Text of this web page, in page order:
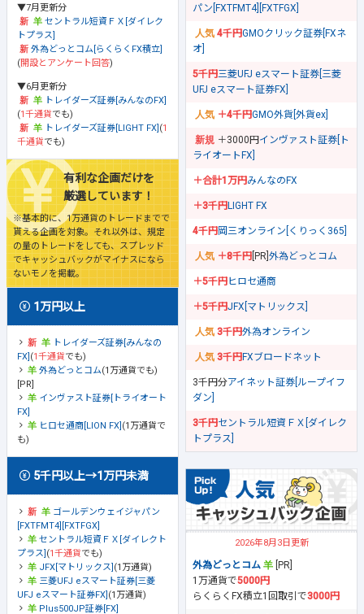
▼7月更新分
セントラル短資ＦＸ[ダイレク
トプラス]
外為どっとコム[らくらくFX積立]
(開設とアンケート回答)
▼6月更新分
トレイダーズ証券[みんなのFX]
(1千通貨でも)
トレイダーズ証券[LIGHT FX] (1
千通貨でも)
有利な企画だけを
厳選しています！
※基本的に、1万通貨のトレードまでで
貰える企画を対象。それ以外は、規定
の量のトレードをしても、スプレッド
でキャッシュバックがマイナスになら
ないモノを掲載。
1万円以上
トレイダーズ証券[みんなの
FX] (1千通貨でも)
外為どっとコム(1万通貨でも)
[PR]
インヴァスト証券[トライオート
FX]
ヒロセ通商[LION FX] (1万通貨で
も)
5千円以上→1万円未満
ゴールデンウェイジャパン
[FXTFMT4][FXTFGX]
セントラル短資ＦＸ[ダイレクト
プラス] (1千通貨でも)
JFX[マトリックス] (1万通貨)
三菱UFJ eスマート証券[三菱
UFJ eスマート証券FX] (1万通貨)
Plus500JP証券[FX]
パン[FXTFMT4][FXTFGX]
4千円GMOクリック証券[FXネ
オ]
5千円三菱UFJ eスマート証券[三菱
UFJ eスマート証券FX]
＋4千円GMO外貨[外貨ex]
＋3000円 インヴァスト証券[ト
ライオートFX]
＋合計1万円みんなのFX
＋3千円LIGHT FX
4千円岡三オンライン[くりっく365]
＋8千円 [PR] 外為どっとコム
＋5千円ヒロセ通商
＋5千円JFX[マトリックス]
3千円外為オンライン
3千円FXブロードネット
3千円分アイネット証券[ループイフ
ダン]
3千円セントラル短資ＦＸ[ダイレク
トプラス]
2026年8月3日更新
外為どっとコム
[PR]
1万通貨で5000円
らくらくFX積立1回取引で3000円